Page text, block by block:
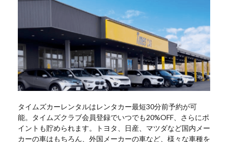
タイムズカーレンタルはレンタカー最短30分前予約が可
能。タイムズクラブ会員登録でいつでも20%OFF、さらにポ
イントも貯められます。トヨタ、日産、マツダなど国内メー
カーの車はもちろん、外国メーカーの車など、様々な車種を